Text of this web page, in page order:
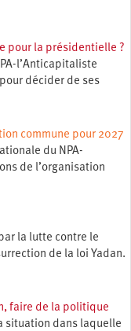
pour la présidentielle ?
l’Anticapitaliste
décider de ses
commune pour 2027
du NPA-
de l’organisation
la lutte contre le
de la loi Yadan.
faire de la politique
situation dans laquelle